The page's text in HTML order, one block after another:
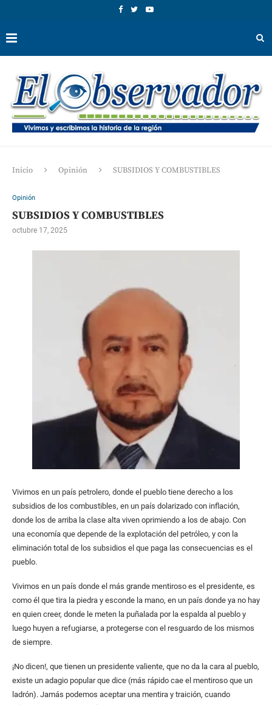
Inicio Opinión SUBSIDIOS Y COMBUSTIBLES
Opinión
SUBSIDIOS Y COMBUSTIBLES
octubre 17, 2025
Vivimos en un país petrolero, donde el pueblo tiene derecho a los
subsidios de los combustibles, en un país dolarizado con inflación,
donde los de arriba la clase alta viven oprimiendo a los de abajo. Con
una economía que depende de la explotación del petróleo, y con la
eliminación total de los subsidios el que paga las consecuencias es el
pueblo.
Vivimos en un país donde el más grande mentiroso es el presidente, es
como él que tira la piedra y esconde la mano, en un país donde ya no hay
en quien creer, donde le meten la puñalada por la espalda al pueblo y
luego huyen a refugiarse, a protegerse con el resguardo de los mismos
de siempre.
¡No dicen!, que tienen un presidente valiente, que no da la cara al pueblo,
existe un adagio popular que dice (más rápido cae el mentiroso que un
ladrón). Jamás podemos aceptar una mentira y traición, cuando